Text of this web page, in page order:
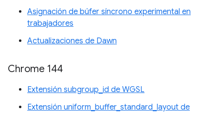
Asignación de búfer síncrono experimental en
trabajadores
Actualizaciones de Dawn
Chrome 144
Extensión subgroup_id de WGSL
Extensión uniform_buffer_standard_layout de